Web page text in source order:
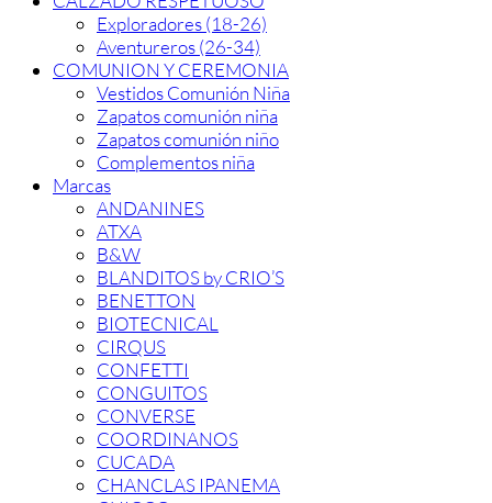
Exploradores (18-26)
Aventureros (26-34)
COMUNION Y CEREMONIA
Vestidos Comunión Niña
Zapatos comunión niña
Zapatos comunión niño
Complementos niña
Marcas
ANDANINES
ATXA
B&W
BLANDITOS by CRIO’S
BENETTON
BIOTECNICAL
CIRQUS
CONFETTI
CONGUITOS
CONVERSE
COORDINANOS
CUCADA
CHANCLAS IPANEMA